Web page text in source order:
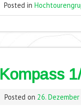
Posted in
Kompass
Posted on 26.